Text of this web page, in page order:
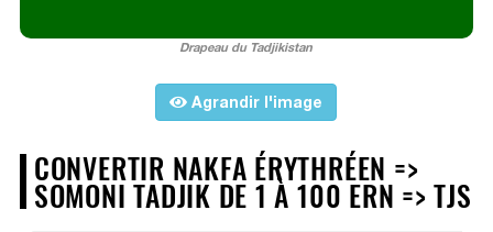
Drapeau du Tadjikistan
Agrandir l'image
CONVERTIR NAKFA ÉRYTHRÉEN =>
SOMONI TADJIK DE 1 À 100 ERN => TJS